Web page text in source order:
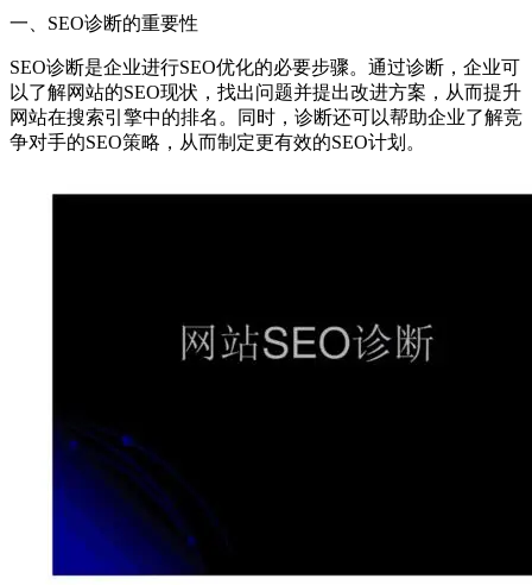
一、SEO诊断的重要性
SEO诊断是企业进行SEO优化的必要步骤。通过诊断，企业可
以了解网站的SEO现状，找出问题并提出改进方案，从而提升
网站在搜索引擎中的排名。同时，诊断还可以帮助企业了解竞
争对手的SEO策略，从而制定更有效的SEO计划。